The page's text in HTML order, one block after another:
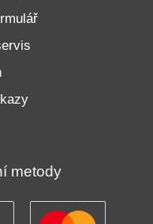
metody